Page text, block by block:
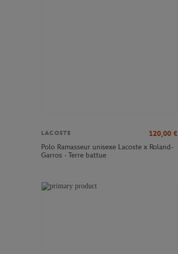
LACOSTE 120,00 €
Polo Ramasseur unisexe Lacoste x Roland-
Garros - Terre battue